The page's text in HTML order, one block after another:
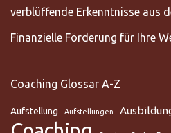
verblüffende Erkenntnisse aus
Finanzielle Förderung für Ihre
Coaching Glossar A-Z
Aufstellung Aufstellungen